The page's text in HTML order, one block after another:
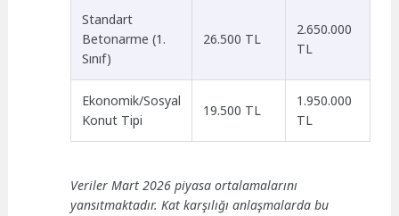
Standart
Betonarme (1.
Sınıf)
26.500 TL
2.650.000
TL
Ekonomik/Sosyal
Konut Tipi
19.500 TL
1.950.000
TL
Veriler Mart 2026 piyasa ortalamalarını
yansıtmaktadır. Kat karşılığı anlaşmalarda bu